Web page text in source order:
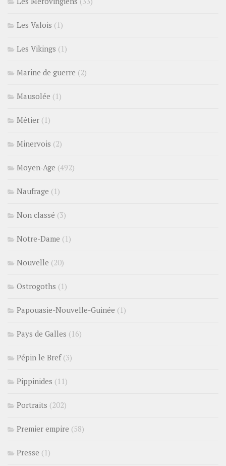
Les Valois (1)
Les Vikings (1)
Marine de guerre (2)
Mausolée (1)
Métier (1)
Minervois (2)
Moyen-Age (492)
Naufrage (1)
Non classé (3)
Notre-Dame (1)
Nouvelle (20)
Ostrogoths (1)
Papouasie-Nouvelle-Guinée (1)
Pays de Galles (16)
Pépin le Bref(3)
Pippinides (11)
Portraits (202)
Premier empire (58)
Presse (1)